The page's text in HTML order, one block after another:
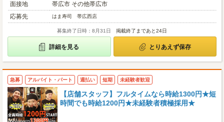
面接地
帯広市 その他帯広市
応募先
はま寿司 帯広西店
募集終了日時：8月31日 掲載終了まであと24日
詳細を見る とりあえず保存
急募 アルバイト・パート 週払い 短期 未経験者歓迎
【店舗スタッフ】フルタイムなら時給1300円★短
時間でも時給1200円★未経験者積極採用★